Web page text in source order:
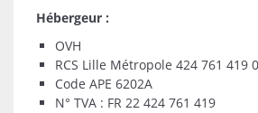
Hébergeur :
OVH
RCS Lille Métropole 424 761 419
Code APE 6202A
N° TVA : FR 22 424 761 419